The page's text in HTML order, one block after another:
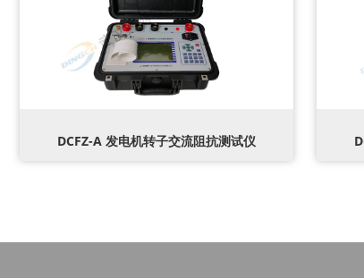
DCFZ-A 发电机转子交流阻抗测试仪